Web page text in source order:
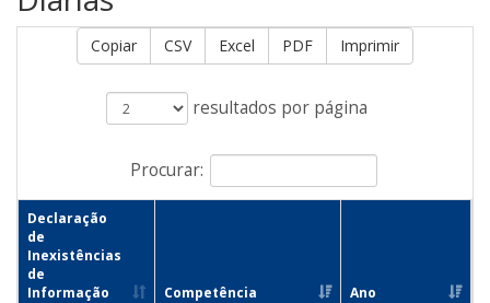
Copiar CSV Excel PDF Imprimir
resultados por página
Procurar:
Declaração
de
Inexistências
de
Informação
Competência Ano